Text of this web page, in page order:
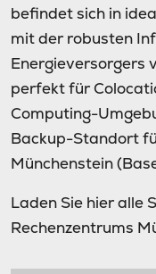
befindet sich in
mit der robusten
Energieversorgers
perfekt für
Computing-
Backup-Standort
Münchenstein
Laden Sie hier alle
Rechenzentrums